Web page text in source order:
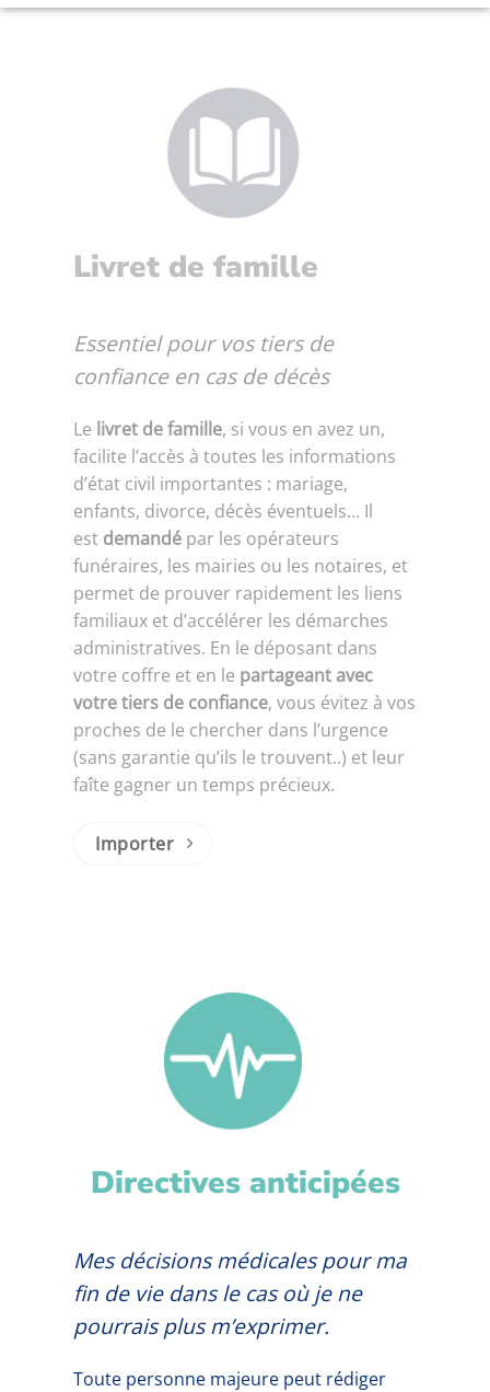
Livret de famille
Essentiel pour vos tiers de
confiance en cas de décès
Le livret de famille, si vous en avez un,
facilite l’accès à toutes les informations
d’état civil importantes : mariage,
enfants, divorce, décès éventuels… Il
est demandé par les opérateurs
funéraires, les mairies ou les notaires, et
permet de prouver rapidement les liens
familiaux et d’accélérer les démarches
administratives. En le déposant dans
votre coffre et en le partageant avec
votre tiers de confiance, vous évitez à vos
proches de le chercher dans l’urgence
(sans garantie qu’ils le trouvent..) et leur
faîte gagner un temps précieux.
Importer
Directives anticipées
Mes décisions médicales pour ma
fin de vie dans le cas où je ne
pourrais plus m’exprimer.
Toute personne majeure peut rédiger